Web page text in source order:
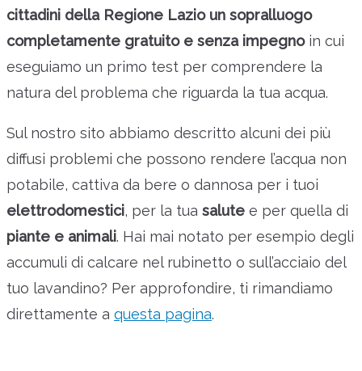
cittadini della Regione Lazio un sopralluogo
completamente gratuito e senza impegnoin cui
eseguiamo un primo test per comprendere la
natura del problema che riguarda la tua acqua.
Sul nostro sito abbiamo descritto alcuni dei più
diffusi problemi che possono rendere l’acqua non
potabile, cattiva da bere o dannosa per i tuoi
elettrodomestici, per la tua salute e per quella di
piante e animali. Hai mai notato per esempio degli
accumuli di calcare nel rubinetto o sull’acciaio del
tuo lavandino? Per approfondire, ti rimandiamo
direttamente a questa pagina.